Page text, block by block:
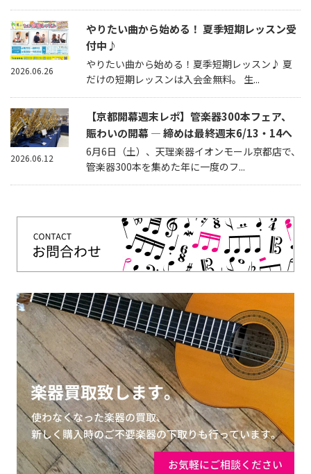
やりたい曲から始める！ 夏季短期レッスン受
付中♪
やりたい曲から始める！夏季短期レッスン♪ 夏
だけの短期レッスンは入会金無料。 生...
2026.06.26
【京都開幕週末レポ】管楽器300本フェア、
賑わいの開幕 — 締めは最終週末6/13・14へ
6月6日（土）、天理楽器イオンモール京都店で、
管楽器300本を集めた年に一度のフ...
2026.06.12